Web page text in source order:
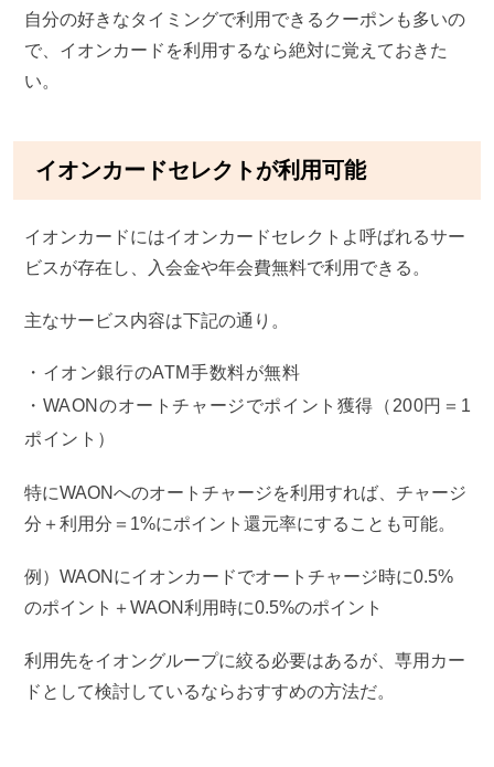
自分の好きなタイミングで利用できるクーポンも多いの
で、イオンカードを利用するなら絶対に覚えておきた
い。
イオンカードセレクトが利用可能
イオンカードにはイオンカードセレクトよ呼ばれるサー
ビスが存在し、入会金や年会費無料で利用できる。
主なサービス内容は下記の通り。
イオン銀行のATM手数料が無料
WAONのオートチャージでポイント獲得（200円＝1
ポイント）
特にWAONへのオートチャージを利用すれば、チャージ
分＋利用分＝1%にポイント還元率にすることも可能。
例）WAONにイオンカードでオートチャージ時に0.5%
のポイント＋WAON利用時に0.5%のポイント
利用先をイオングループに絞る必要はあるが、専用カー
ドとして検討しているならおすすめの方法だ。